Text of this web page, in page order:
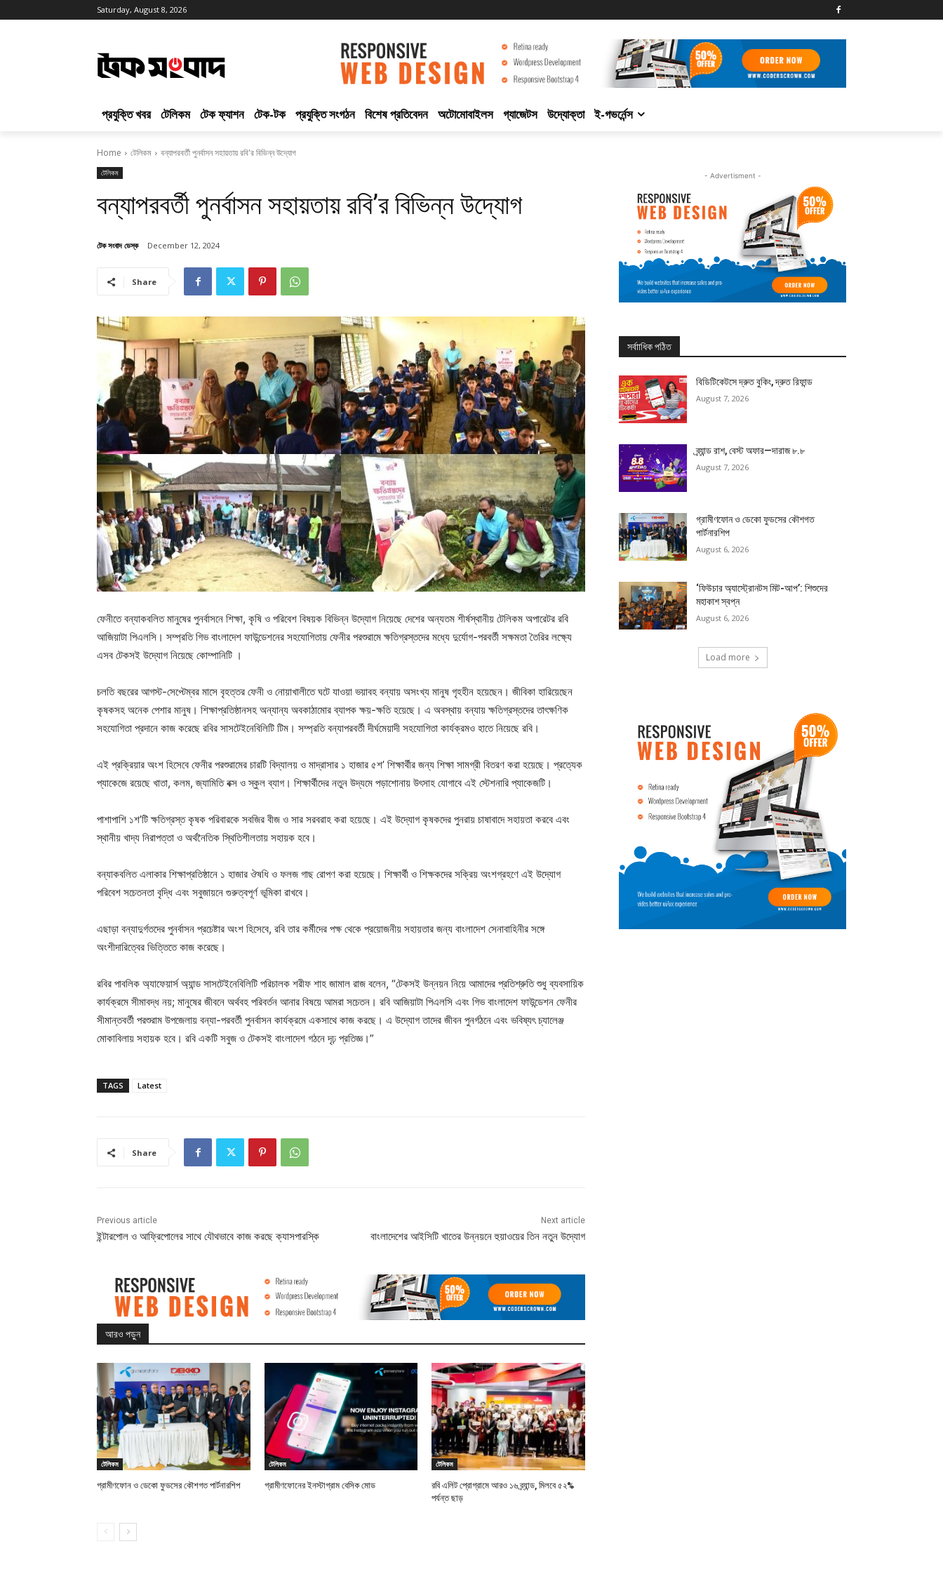
Saturday, August 8, 2026
প্রযুক্তি খবর টেলিকম টেক ফ্যাশন টেক-টক প্রযুক্তি সংগঠন বিশেষ প্রতিবেদন অটোমোবাইলস গ্যাজেটস উদ্যোক্তা ই-গভর্নেন্স
Home টেলিকম বন্যাপরবর্তী পুনর্বাসন সহায়তায় রবি'র বিভিন্ন উদ্যোগ
টেলিকম
বন্যাপরবর্তী পুনর্বাসন সহায়তায় রবি’র বিভিন্ন উদ্যোগ
টেক সংবাদ ডেস্ক December 12, 2024
Share
ফেনীতে বন্যাকবলিত মানুষের পুনর্বাসনে শিক্ষা, কৃষি ও পরিবেশ বিষয়ক বিভিন্ন উদ্যোগ নিয়েছে দেশের অন্যতম শীর্ষস্থানীয় টেলিকম অপারেটর রবি
আজিয়াটা পিএলসি। সম্প্রতি গিভ বাংলাদেশ ফাউন্ডেশনের সহযোগিতায় ফেনীর পরশুরামে ক্ষতিগ্রস্তদের মধ্যে দুর্যোগ-পরবর্তী সক্ষমতা তৈরির লক্ষ্যে
এসব টেকসই উদ্যোগ নিয়েছে কোম্পানিটি ।
চলতি বছরের আগস্ট-সেপ্টেম্বর মাসে বৃহত্তর ফেনী ও নোয়াখালীতে ঘটে যাওয়া ভয়াবহ বন্যায় অসংখ্য মানুষ গৃহহীন হয়েছেন। জীবিকা হারিয়েছেন
কৃষকসহ অনেক পেশার মানুষ। শিক্ষাপ্রতিষ্ঠানসহ অন্যান্য অবকাঠামোর ব্যাপক ক্ষয়-ক্ষতি হয়েছে। এ অবস্থায় বন্যায় ক্ষতিগ্রস্তদের তাৎক্ষণিক
সহযোগিতা প্রদানে কাজ করেছে রবির সাসটেইনেবিলিটি টিম। সম্প্রতি বন্যাপরবর্তী দীর্ঘমেয়াদী সহযোগিতা কার্যক্রমও হাতে নিয়েছে রবি।
এই প্রক্রিয়ার অংশ হিসেবে ফেনীর পরশুরামের চারটি বিদ্যালয় ও মাদ্রাসার ১ হাজার ৫শ’ শিক্ষার্থীর জন্য শিক্ষা সামগ্রী বিতরণ করা হয়েছে। প্রত্যেক
প্যাকেজে রয়েছে খাতা, কলম, জ্যামিতি বক্স ও স্কুল ব্যাগ। শিক্ষার্থীদের নতুন উদ্যমে পড়াশোনায় উৎসাহ যোগাবে এই স্টেশনারি প্যাকেজটি।
পাশাপাশি ১শ’টি ক্ষতিগ্রস্ত কৃষক পরিবারকে সবজির বীজ ও সার সরবরাহ করা হয়েছে। এই উদ্যোগ কৃষকদের পুনরায় চাষাবাদে সহায়তা করবে এবং
স্থানীয় খাদ্য নিরাপত্তা ও অর্থনৈতিক স্থিতিশীলতায় সহায়ক হবে।
বন্যাকবলিত এলাকার শিক্ষাপ্রতিষ্ঠানে ১ হাজার ঔষধি ও ফলজ গাছ রোপণ করা হয়েছে। শিক্ষার্থী ও শিক্ষকদের সক্রিয় অংশগ্রহণে এই উদ্যোগ
পরিবেশ সচেতনতা বৃদ্ধি এবং সবুজায়নে গুরুত্বপূর্ণ ভূমিকা রাখবে।
এছাড়া বন্যাদুর্গতদের পুনর্বাসন প্রচেষ্টার অংশ হিসেবে, রবি তার কর্মীদের পক্ষ থেকে প্রয়োজনীয় সহায়তার জন্য বাংলাদেশ সেনাবাহিনীর সঙ্গে
অংশীদারিত্বের ভিত্তিতে কাজ করেছে।
রবির পাবলিক অ্যাফেয়ার্স অ্যান্ড সাসটেইনেবিলিটি পরিচালক শরীফ শাহ জামাল রাজ বলেন, “টেকসই উন্নয়ন নিয়ে আমাদের প্রতিশ্রুতি শুধু ব্যবসায়িক
কার্যক্রমে সীমাবদ্ধ নয়; মানুষের জীবনে অর্থবহ পরিবর্তন আনার বিষয়ে আমরা সচেতন। রবি আজিয়াটা পিএলসি এবং গিভ বাংলাদেশ ফাউন্ডেশন ফেনীর
সীমান্তবর্তী পরশুরাম উপজেলায় বন্যা-পরবর্তী পুনর্বাসন কার্যক্রমে একসাথে কাজ করছে। এ উদ্যোগ তাদের জীবন পুনর্গঠনে এবং ভবিষ্যৎ চ্যালেঞ্জ
মোকাবিলায় সহায়ক হবে। রবি একটি সবুজ ও টেকসই বাংলাদেশ গঠনে দৃঢ় প্রতিজ্ঞ।”
TAGS Latest
Share
Previous article
ইন্টারপোল ও আফ্রিপোলের সাথে যৌথভাবে কাজ করছে ক্যাসপারস্কি
Next article
বাংলাদেশের আইসিটি খাতের উন্নয়নে হুয়াওয়ের তিন নতুন উদ্যোগ
আরও পড়ুন
টেলিকম
গ্রামীণফোন ও ডেকো ফুডসের কৌশগত পার্টনারশিপ
টেলিকম
গ্রামীণফোনের ইনস্টাগ্রাম বেসিক মোড
টেলিকম
রবি এলিট প্রোগ্রামে আরও ১৬ ব্র্যান্ড, মিলবে ৫২%
পর্যন্ত ছাড়
- Advertisment -
সর্বাাধিক পঠিত
বিডিটিকেটসে দ্রুত বুকিং, দ্রুত রিফান্ড
August 7, 2026
ব্র্যান্ড রাশ, বেস্ট অফার—দারাজ ৮.৮
August 7, 2026
গ্রামীণফোন ও ডেকো ফুডসের কৌশগত
পার্টনারশিপ
August 6, 2026
‘ফিউচার অ্যাস্ট্রোনটস মিট-আপ’: শিশুদের
মহাকাশ স্বপ্ন
August 6, 2026
Load more